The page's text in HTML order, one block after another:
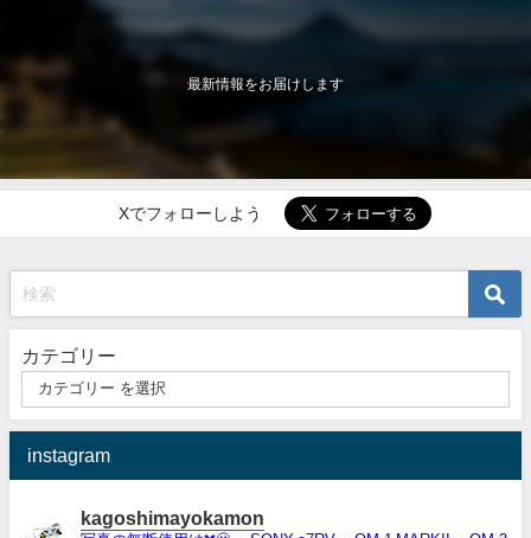
最新情報をお届けします
Xでフォローしよう
カテゴリー
instagram
kagoshimayokamon